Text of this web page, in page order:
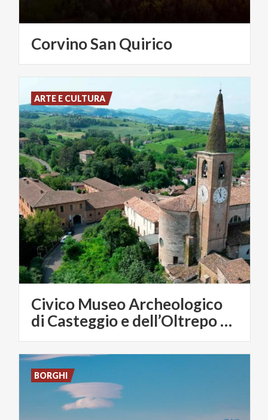
CorvinoSan Quirico
Civico Museo Archeologico
di Casteggio e dell’Oltrepo Pavese
ARTE E CULTURA
BORGHI